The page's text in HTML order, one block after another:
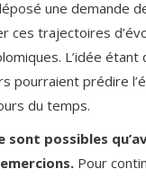
une demande
ces trajectoires
L’idée étant
pourraient prédire
du temps.
sont possibles
Pour